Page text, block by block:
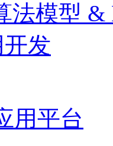
法模型 &
发
用平台